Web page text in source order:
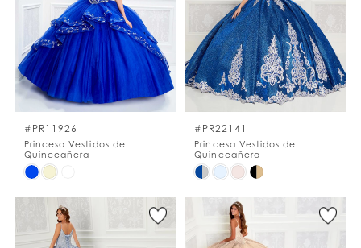
end
#PR11926
Princesa Vestidos de
Quinceañera
Skip
#d8480992ba
#PR22141
Princesa Vestidos de
Quinceañera
Skip
#2b1b04789e